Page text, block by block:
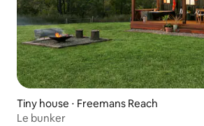
Tiny house ⋅ Freemans Reach
Le bunker